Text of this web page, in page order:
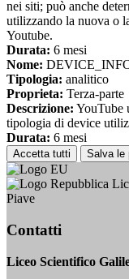
nei siti; può anche
utilizzando la nuova o
Youtube.
Durata: 6 mesi
Nome:
Tipologia: analitico
Proprieta: Terza-parte
Descrizione: YouTube
tipologia di device
Durata: 6 mesi
Accetta tutti Salva le
Piave
Contatti
Liceo Scientifico